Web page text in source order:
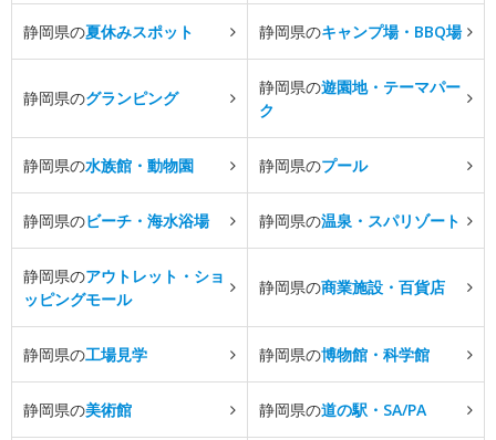
静岡県の夏休みスポット 静岡県のキャンプ場・BBQ場
静岡県のグランピング
静岡県の遊園地・テーマパー
ク
静岡県の水族館・動物園 静岡県のプール
静岡県のビーチ・海水浴場 静岡県の温泉・スパリゾート
静岡県のアウトレット・ショ
ッピングモール
静岡県の商業施設・百貨店
静岡県の工場見学 静岡県の博物館・科学館
静岡県の美術館 静岡県の道の駅・SA/PA